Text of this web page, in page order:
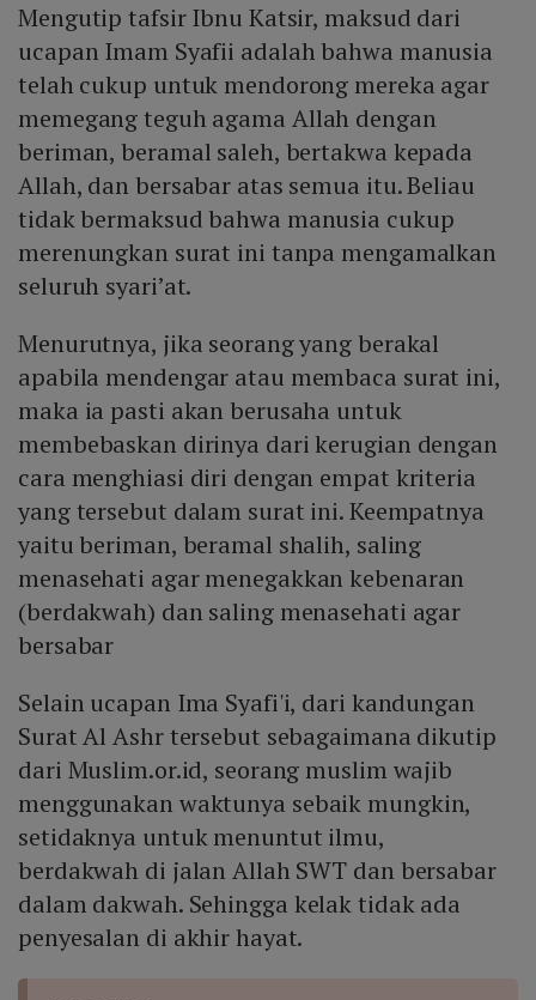
Mengutip tafsir Ibnu Katsir, maksud dari
ucapan Imam Syafii adalah bahwa manusia
telah cukup untuk mendorong mereka agar
memegang teguh agama Allah dengan
beriman, beramal saleh, bertakwa kepada
Allah, dan bersabar atas semua itu. Beliau
tidak bermaksud bahwa manusia cukup
merenungkan surat ini tanpa mengamalkan
seluruh syari’at.
Menurutnya, jika seorang yang berakal
apabila mendengar atau membaca surat ini,
maka ia pasti akan berusaha untuk
membebaskan dirinya dari kerugian dengan
cara menghiasi diri dengan empat kriteria
yang tersebut dalam surat ini. Keempatnya
yaitu beriman, beramal shalih, saling
menasehati agar menegakkan kebenaran
(berdakwah) dan saling menasehati agar
bersabar
Selain ucapan Ima Syafi'i, dari kandungan
Surat Al Ashr tersebut sebagaimana dikutip
dari Muslim.or.id, seorang muslim wajib
menggunakan waktunya sebaik mungkin,
setidaknya untuk menuntut ilmu,
berdakwah di jalan Allah SWT dan bersabar
dalam dakwah. Sehingga kelak tidak ada
penyesalan di akhir hayat.